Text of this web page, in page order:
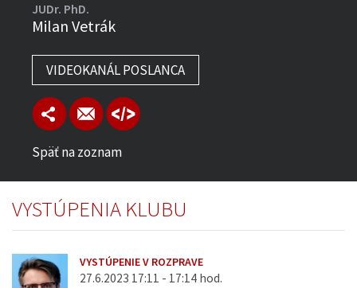
JUDr. PhD.
Milan Vetrák
VIDEOKANÁL POSLANCA
Späť na zoznam
VYSTÚPENIA KLUBU
VYSTÚPENIE V ROZPRAVE
27.6.2023 17:11 - 17:14 hod.